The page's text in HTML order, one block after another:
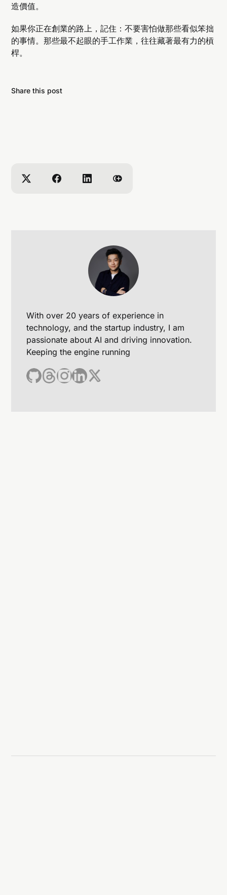
造價值。
如果你正在創業的路上，記住：不要害怕做那些看似笨拙
的事情。那些最不起眼的手工作業，往往藏著最有力的槓
桿。
Share this post
With over 20 years of experience in
technology, and the startup industry, I am
passionate about AI and driving innovation.
Keeping the engine running